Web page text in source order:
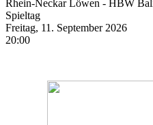
Rhein-Neckar Löwen - HBW
Spieltag
Freitag, 11. September 2026
20:00